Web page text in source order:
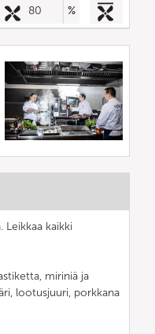
80 %
Leikkaa kaikki
miriniä ja
lootusjuuri, porkkana